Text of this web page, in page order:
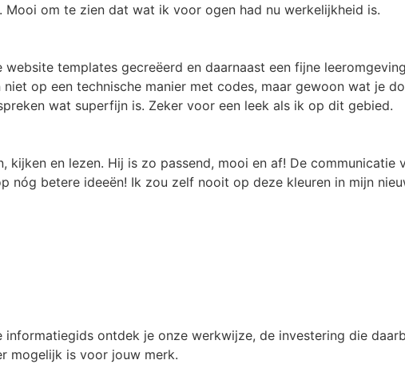
om te zien dat wat ik voor ogen had nu werkelijkheid is.
website templates gecreëerd en daarnaast een fijne
op een technische manier met codes, maar gewoon wat je
wat superfijn is. Zeker voor een leek als ik op dit gebied.
kijken en lezen. Hij is zo passend, mooi en af! De
nóg betere ideeën! Ik zou zelf nooit op deze kleuren in mijn
ontdek je onze werkwijze, de investering die
mogelijk is voor jouw merk.